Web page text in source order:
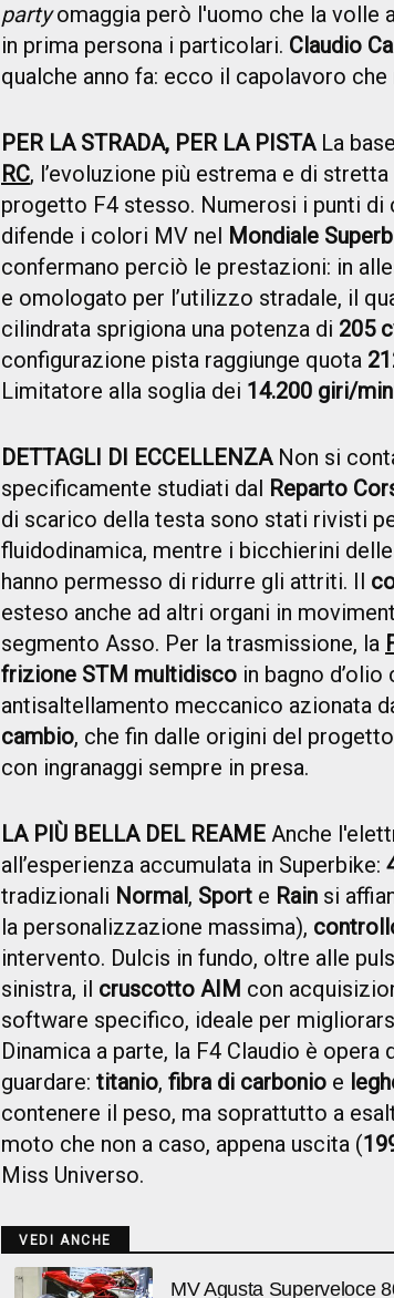
partyomaggia però l'uomo che la volle
in prima persona i particolari. Claudio
qualche anno fa: ecco il capolavoro
PER LA STRADA, PER LA PISTALa
RC, l’evoluzione più estrema e di
progetto F4 stesso. Numerosi i punti
difende i colori MV nel Mondiale
confermano perciò le prestazioni: in
e omologato per l’utilizzo stradale, il
cilindrata sprigiona una potenza di 205
configurazione pista raggiunge quota
Limitatore alla soglia dei 14.200 giri/
DETTAGLI DI ECCELLENZANon si
specificamente studiati dal Reparto
di scarico della testa sono stati rivisti
fluidodinamica, mentre i bicchierini
hanno permesso di ridurre gli attriti. Il
esteso anche ad altri organi in
segmento Asso. Per la trasmissione, la
frizione STM multidisco in bagno
antisaltellamento meccanico azionata
cambio, che fin dalle origini del
con ingranaggi sempre in presa.
LA PIÙ BELLA DEL REAME Anche
all’esperienza accumulata in Superbike:
tradizionali Normal, Sport e Rain si
la personalizzazione massima),
intervento. Dulcis in fundo, oltre alle
sinistra, il cruscotto AIM con
software specifico, ideale per
Dinamica a parte, la F4 Claudio è opera
guardare: titanio, fibra di carbonio e
contenere il peso, ma soprattutto a
moto che non a caso, appena uscita (
Miss Universo.
VEDI ANCHE
MV Agusta Superveloce